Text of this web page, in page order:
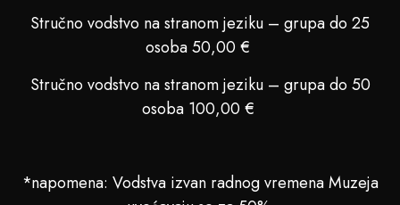
Stručno vodstvo na stranom jeziku – grupa do 25
osoba 50,00 €
Stručno vodstvo na stranom jeziku – grupa do 50
osoba 100,00 €
*napomena: Vodstva izvan radnog vremena Muzeja